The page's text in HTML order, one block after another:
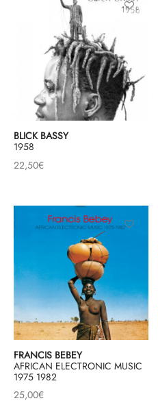
BLICK BASSY
1958
22,50€
FRANCIS BEBEY
AFRICAN ELECTRONIC MUSIC
1975 1982
25,00€
MUSIQUES IMPROVISEES
DU MONDE
DAY 2025